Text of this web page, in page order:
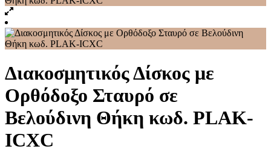
Διακοσμητικός Δίσκος με
Ορθόδοξο Σταυρό σε
Βελούδινη Θήκη κωδ. PLAK-
ICXC